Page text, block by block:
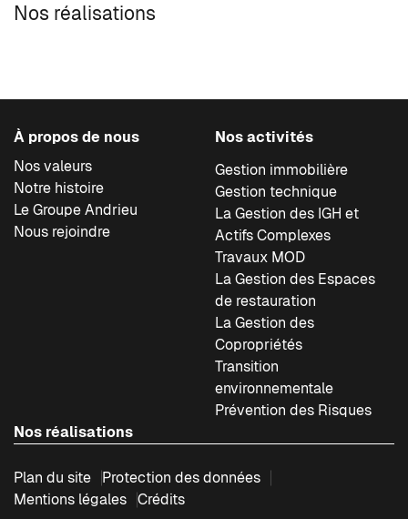
Nos réalisations
À propos de nous
Nos valeurs
Notre histoire
Le Groupe Andrieu
Nous rejoindre
Nos activités
Gestion immobilière
Gestion technique
La Gestion des IGH et
Actifs Complexes
Travaux MOD
La Gestion des Espaces
de restauration
La Gestion des
Copropriétés
Transition
environnementale
Prévention des Risques
Nos réalisations
Plan du site
Protection des données
Mentions légales Crédits